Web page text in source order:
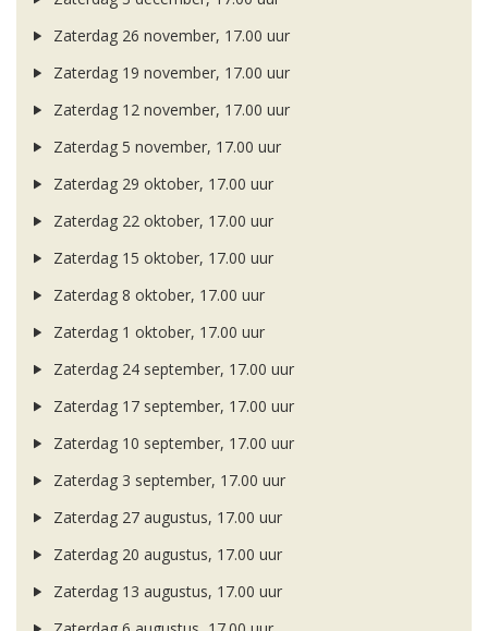
Zaterdag 26 november, 17.00 uur
Zaterdag 19 november, 17.00 uur
Zaterdag 12 november, 17.00 uur
Zaterdag 5 november, 17.00 uur
Zaterdag 29 oktober, 17.00 uur
Zaterdag 22 oktober, 17.00 uur
Zaterdag 15 oktober, 17.00 uur
Zaterdag 8 oktober, 17.00 uur
Zaterdag 1 oktober, 17.00 uur
Zaterdag 24 september, 17.00 uur
Zaterdag 17 september, 17.00 uur
Zaterdag 10 september, 17.00 uur
Zaterdag 3 september, 17.00 uur
Zaterdag 27 augustus, 17.00 uur
Zaterdag 20 augustus, 17.00 uur
Zaterdag 13 augustus, 17.00 uur